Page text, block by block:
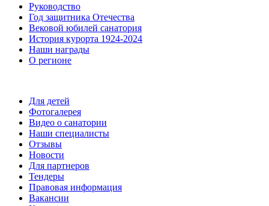
Руководство
Год защитника Отечества
Вековой юбилей санатория
История курорта 1924-2024
Наши награды
О регионе
Для детей
Фотогалерея
Видео о санатории
Наши специалисты
Отзывы
Новости
Для партнеров
Тендеры
Правовая информация
Вакансии